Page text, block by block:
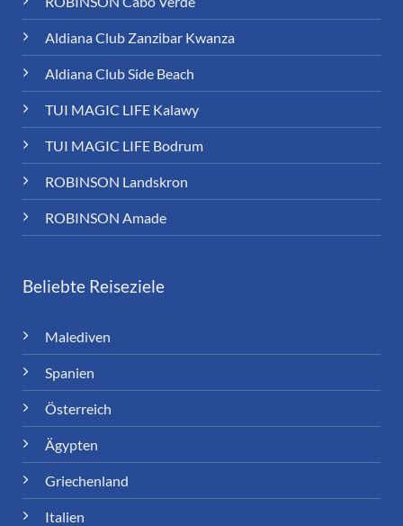
Aldiana Club Zanzibar Kwanza
Aldiana Club Side Beach
TUI MAGIC LIFE Kalawy
TUI MAGIC LIFE Bodrum
ROBINSON Landskron
ROBINSON Amade
Beliebte Reiseziele
Malediven
Spanien
Österreich
Ägypten
Griechenland
Italien